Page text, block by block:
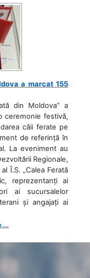
a marcat 155
din Moldova” a
ceremonie festivă,
căii ferate pe
de referință în
La eveniment au
Regionale,
Î.S. „Calea Ferată
reprezentanți ai
ai sucursalelor
și angajați ai
...